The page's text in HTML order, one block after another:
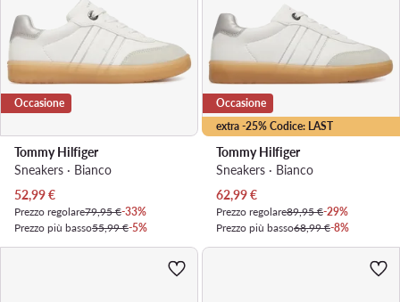
Occasione
Tommy Hilfiger
Sneakers · Bianco
Prezzo attuale
52,99€
Prezzo regolare79,95 €-33%
Prezzo più basso55,99 €-5%
extra -25% Codice: LAST
Occasione
Tommy Hilfiger
Sneakers · Bianco
Prezzo attuale
62,99€
Prezzo regolare89,95 €-29%
Prezzo più basso68,99 €-8%